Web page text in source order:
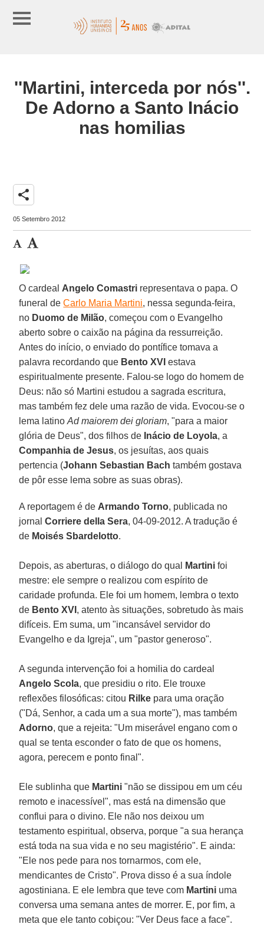
''Martini, interceda por nós''.
De Adorno a Santo Inácio
nas homilias
share
05 Setembro 2012
O cardeal Angelo Comastri representava o papa. O
funeral deCarlo Maria Martini, nessa segunda-feira,
no Duomo de Milão, começou com o Evangelho
aberto sobre o caixão na página da ressurreição.
Antes do início, o enviado do pontífice tomava a
palavra recordando que Bento XVIestava
espiritualmente presente. Falou-se logo do homem de
Deus: não só Martini estudou a sagrada escritura,
mas também fez dele uma razão de vida. Evocou-se o
lema latinoAd maiorem dei gloriam, "para a maior
glória de Deus", dos filhos de Inácio de Loyola, a
Companhia de Jesus, os jesuítas, aos quais
pertencia (Johann Sebastian Bachtambém gostava
de pôr esse lema sobre as suas obras).
A reportagem é de Armando Torno, publicada no
jornalCorriere della Sera, 04-09-2012. A tradução é
de Moisés Sbardelotto.
Depois, as aberturas, o diálogo do qual Martinifoi
mestre: ele sempre o realizou com espírito de
caridade profunda. Ele foi um homem, lembra o texto
de Bento XVI , atento às situações, sobretudo às mais
difíceis. Em suma, um "incansável servidor do
Evangelho e da Igreja", um "pastor generoso".
A segunda intervenção foi a homilia do cardeal
Angelo Scola, que presidiu o rito. Ele trouxe
reflexões filosóficas: citou Rilke para uma oração
("Dá, Senhor, a cada um a sua morte"), mas também
Adorno, que a rejeita: "Um miserável engano com o
qual se tenta esconder o fato de que os homens,
agora, perecem e ponto final".
Ele sublinha que Martini"não se dissipou em um céu
remoto e inacessível", mas está na dimensão que
conflui para o divino. Ele não nos deixou um
testamento espiritual, observa, porque "a sua herança
está toda na sua vida e no seu magistério". E ainda:
"Ele nos pede para nos tornarmos, com ele,
mendicantes de Cristo". Prova disso é a sua índole
agostiniana. E ele lembra que teve com Martini uma
conversa uma semana antes de morrer. E, por fim, a
meta que ele tanto cobiçou: "Ver Deus face a face".